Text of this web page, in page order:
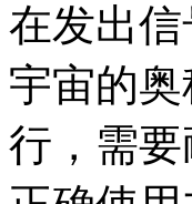
在发出
宇宙的
行，需